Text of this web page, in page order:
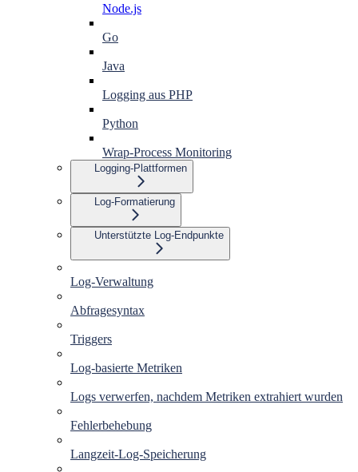
Node.js
Go
Java
Logging aus PHP
Python
Wrap-Process Monitoring
Logging-Plattformen
Log-Formatierung
Unterstützte Log-Endpunkte
Log-Verwaltung
Abfragesyntax
Triggers
Log-basierte Metriken
Logs verwerfen, nachdem Metriken extrahiert wurden
Fehlerbehebung
Langzeit-Log-Speicherung